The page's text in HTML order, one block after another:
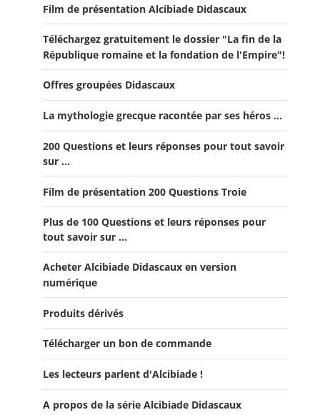
Film de présentation Alcibiade Didascaux
Téléchargez gratuitement le dossier "La fin de la
République romaine et la fondation de l'Empire"!
Offres groupées Didascaux
Offre "Tout savoir sur la guerre de Troie!"
Offre Spéciale Moyen Âge
Offre 5 volumes + cadeau
Offre Spéciale Latinistes
Offre Spéciale “De la fin de la République romaine à la
fondation de l’Empire”
Offre Collection complète Alcibiade Didascaux
La mythologie grecque racontée par ses héros ...
200 Questions et leurs réponses pour tout savoir
sur ...
Film de présentation 200 Questions Troie
Plus de 100 Questions et leurs réponses pour
tout savoir sur ...
Acheter Alcibiade Didascaux en version
numérique
Produits dérivés
Télécharger un bon de commande
Les lecteurs parlent d'Alcibiade !
Les lecteurs en parlent - Livre d'0r
A propos de la série Alcibiade Didascaux